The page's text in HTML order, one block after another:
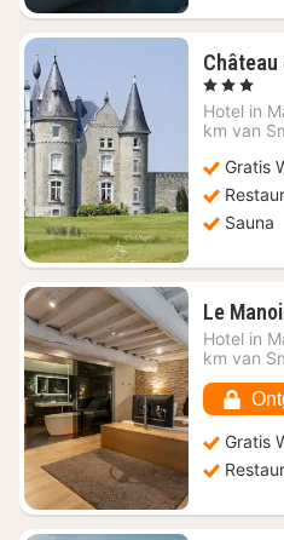
, 3 Sterren
Hotel in
km van
Gratis
Sauna
Le
Hotel in
km van
Gratis